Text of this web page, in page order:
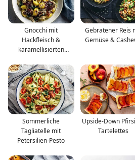
Gnocchi mit
Hackfleisch &
karamellisierten
Gebratener Reis
Gemüse &
Sommerliche
Tagliatelle mit
Petersilien-Pesto
Upside-Down
Tartelettes